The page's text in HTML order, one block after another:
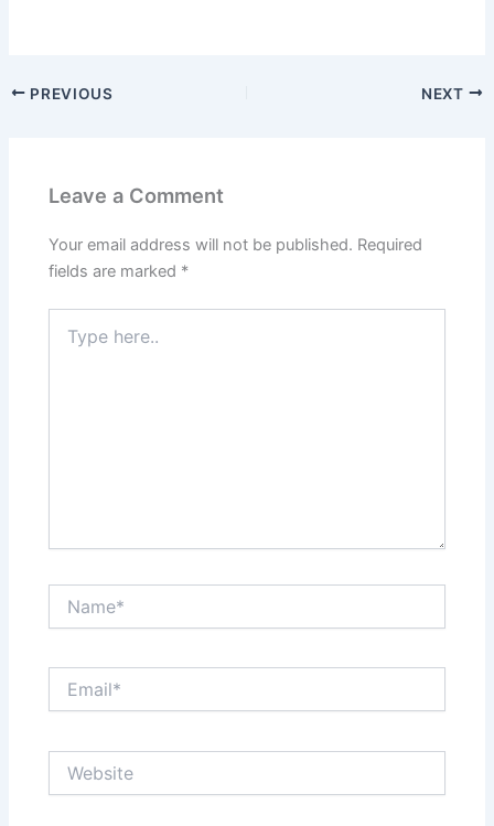
PREVIOUS NEXT
Leave a Comment
Your email address will not be published. Required
fields are marked *
here..